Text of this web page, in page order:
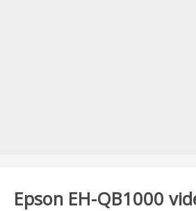
Epson EH-QB1000